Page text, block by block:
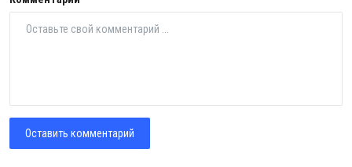
Оставить комментарий